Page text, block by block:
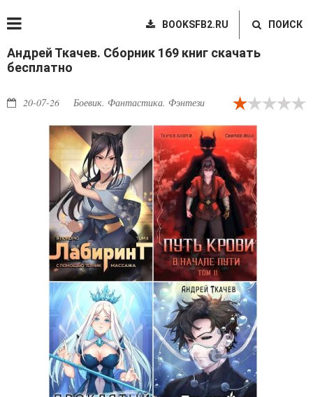
BOOKSFB2.RU ПОИСК
Андрей Ткачев. Сборник 169 книг скачать
бесплатно
20-07-26 Боевик. Фантастика. Фэнтези